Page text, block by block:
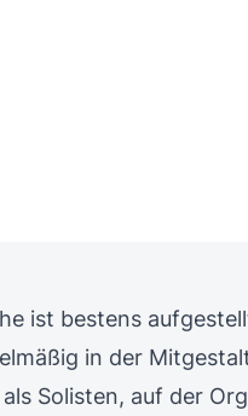
ist bestens
in der
Solisten, auf der